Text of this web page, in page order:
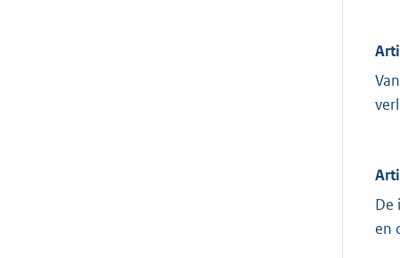
De
en